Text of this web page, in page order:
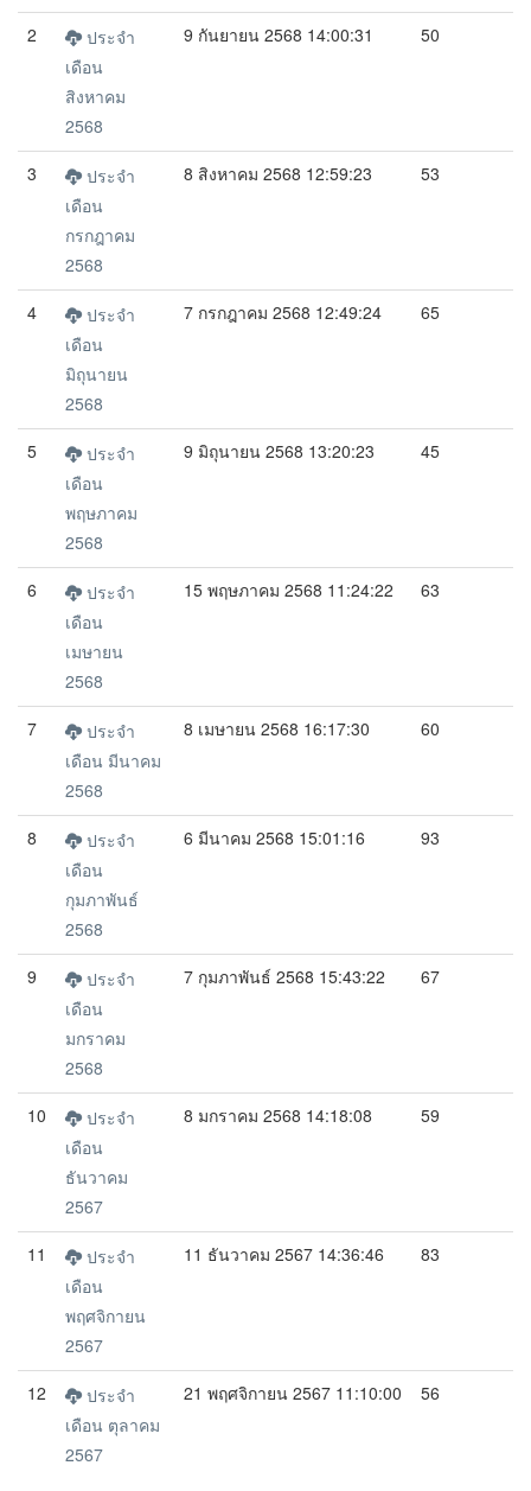
2
ประจำ
เดือน
สิงหาคม
2568
9 กันยายน 2568 14:00:31 50
3
ประจำ
เดือน
กรกฎาคม
2568
8 สิงหาคม 2568 12:59:23 53
4
ประจำ
เดือน
มิถุนายน
2568
7 กรกฎาคม 2568 12:49:24 65
5
ประจำ
เดือน
พฤษภาคม
2568
9 มิถุนายน 2568 13:20:23 45
6
ประจำ
เดือน
เมษายน
2568
15 พฤษภาคม 2568 11:24:22 63
7
ประจำ
เดือน มีนาคม
2568
8 เมษายน 2568 16:17:30 60
8
ประจำ
เดือน
กุมภาพันธ์
2568
6 มีนาคม 2568 15:01:16 93
9
ประจำ
เดือน
มกราคม
2568
7 กุมภาพันธ์ 2568 15:43:22 67
10
ประจำ
เดือน
ธันวาคม
2567
8 มกราคม 2568 14:18:08 59
11
ประจำ
เดือน
พฤศจิกายน
2567
11 ธันวาคม 2567 14:36:46 83
12
ประจำ
เดือน ตุลาคม
2567
21 พฤศจิกายน 2567 11:10:00 56